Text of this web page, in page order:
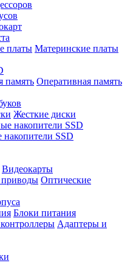
Материнские платы
Оперативная память
Жесткие диски
накопители SSD
Видеокарты
Оптические
Блоки питания
Адаптеры и